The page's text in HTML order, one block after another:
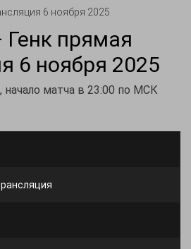
6 ноября 2025
Генк прямая
6 ноября 2025
матча в 23:00 по МСК